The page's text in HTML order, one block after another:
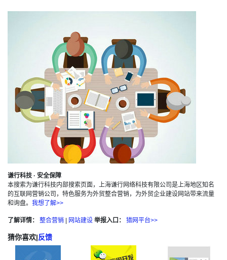
谦行科技 · 安全保障
本搜索为谦行科技内部搜索页面，上海谦行网络科技有限公司是上海地区知名
的互联网营销公司，特色服务为外贸整合营销，为外贸企业建设网站带来流量
和询盘。 我想了解>>
了解详情： 整合营销 网站建设 举报入口： 猎网平台>>
猜你喜欢|反馈